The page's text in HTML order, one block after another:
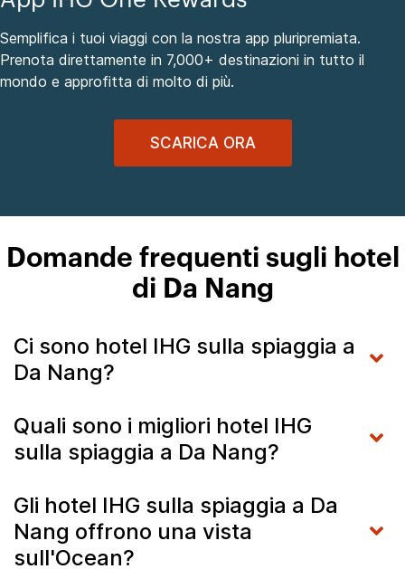
Semplifica i tuoi viaggi con la nostra app pluripremiata.
Prenota direttamente in 7,000+ destinazioni in tutto il
mondo e approfitta di molto di più.
SCARICA ORA
Domande frequenti sugli hotel
di Da Nang
Ci sono hotel IHG sulla spiaggia a
Da Nang?
Quali sono i migliori hotel IHG
sulla spiaggia a Da Nang?
Gli hotel IHG sulla spiaggia a Da
Nang offrono una vista
sull'Ocean?